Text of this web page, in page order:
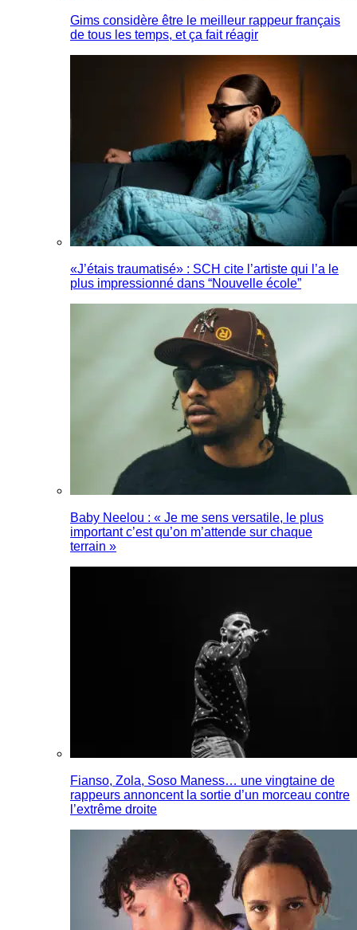
Gims considère être le meilleur rappeur français
de tous les temps, et ça fait réagir
«J’étais traumatisé» : SCH cite l’artiste qui l’a le
plus impressionné dans “Nouvelle école”
Baby Neelou : « Je me sens versatile, le plus
important c’est qu’on m’attende sur chaque
terrain »
Fianso, Zola, Soso Maness… une vingtaine de
rappeurs annoncent la sortie d’un morceau contre
l’extrême droite